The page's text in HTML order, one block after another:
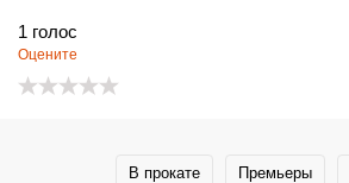
1 голос
Оцените
В прокате Премьеры